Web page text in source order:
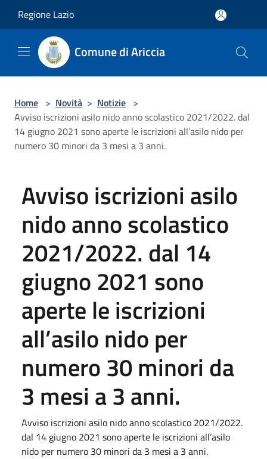
Regione Lazio
Comune di Ariccia
Home > Novità > Notizie >
Avviso iscrizioni asilo nido anno scolastico 2021/2022. dal
14 giugno 2021 sono aperte le iscrizioni all’asilo nido per
numero 30 minori da 3 mesi a 3 anni.
Avviso iscrizioni asilo
nido anno scolastico
2021/2022. dal 14
giugno 2021 sono
aperte le iscrizioni
all’asilo nido per
numero 30 minori da
3 mesi a 3 anni.
Avviso iscrizioni asilo nido anno scolastico 2021/2022.
dal 14 giugno 2021 sono aperte le iscrizioni all’asilo
nido per numero 30 minori da 3 mesi a 3 anni.